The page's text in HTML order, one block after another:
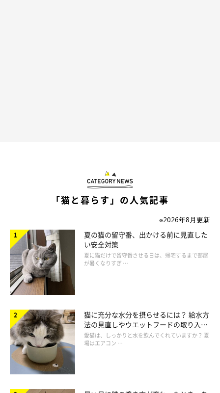
猫が「アオーン」と飼い主さんを見ながら大きく長めに鳴く場合
は、「かまって」の気持ちが強いので、飼い主さんへの愛情度が
高いと考えられます。飼い主さんが近付いてくるまで鳴き続ける
なら、愛情度はさらに高いといえるでしょう。
困るくらい「かまって」鳴きが繰り返される場合は
「かまって」の気持ちが強い猫に対して、願いを叶えてあげるこ
とも大切ですが、困るくらい繰り返すようであれば、相手にしな
「猫と暮らす」の人気記事
※2026年8月更新
夏の猫の留守番、出かける前に見直した
い安全対策
夏に猫だけで留守番させる日は、帰宅するまで部屋
が暑くなりすぎ …
猫に充分な水分を摂らせるには？ 給水方
法の見直しやウエットフードの取り入れ
方を解説
愛猫は、しっかりと水を飲んでくれていますか？ 夏
場はエアコン …